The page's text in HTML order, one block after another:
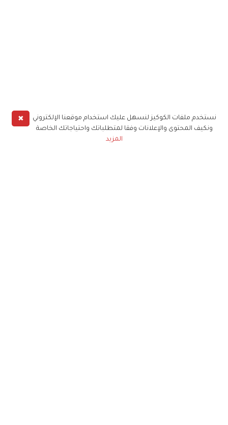
✖
نستخدم ملفات الكوكيز لنسهل عليك استخدام موقعنا الإلكتروني
ونكيف المحتوى والإعلانات وفقا لمتطلباتك واحتياجاتك الخاصة
المزيد